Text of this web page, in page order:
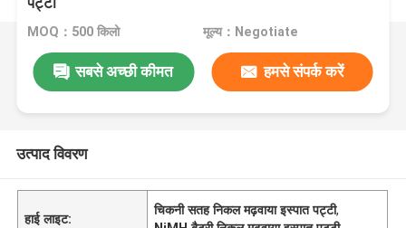
MOQ：500 किलो मूल्य：Negotiate
सबसे अच्छी कीमत हमसे संपर्क करें
उत्पाद विवरण
हाई लाइट:
चिकनी सतह निकल मढ़वाया इस्पात पट्टी,